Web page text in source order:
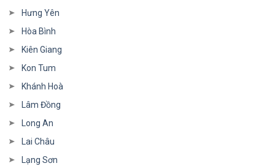
Hưng Yên
Hòa Bình
Kiên Giang
Kon Tum
Khánh Hoà
Lâm Đồng
Long An
Lai Châu
Lạng Sơn